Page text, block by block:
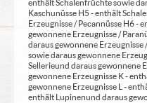
enthält Schalenfrüchte sowie
Kaschunüsse H5 - enthält
Erzeugnisse / Pecannüsse H6 -
gewonnene Erzeugnisse /
daraus gewonnene
sowie daraus gewonnene
Sellerie und daraus gewonnene
gewonnene Erzeugnisse K -
gewonnene Erzeugnisse L -
enthält Lupinen und daraus